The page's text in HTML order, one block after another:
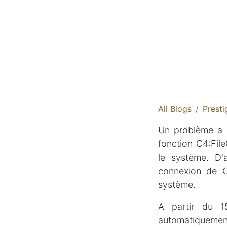
All Blogs
Un problème
fonction
le système.
connexion de
système.
A partir du